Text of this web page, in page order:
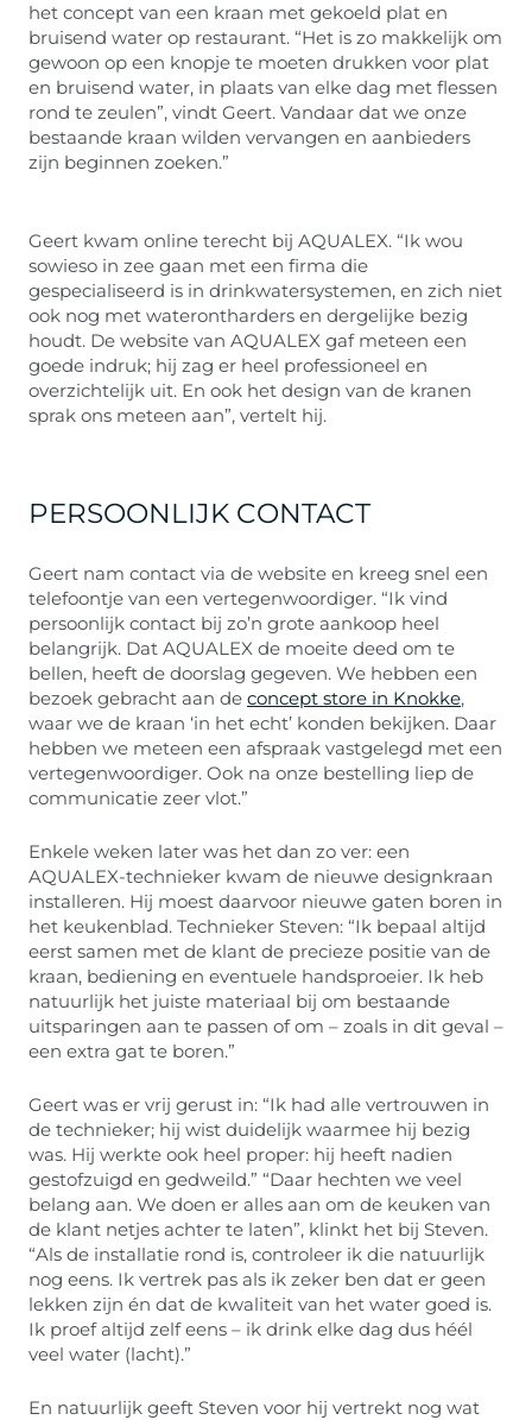
het concept van een kraan met gekoeld plat en
bruisend water op restaurant. “Het is zo makkelijk om
gewoon op een knopje te moeten drukken voor plat
en bruisend water, in plaats van elke dag met flessen
rond te zeulen”, vindt Geert. Vandaar dat we onze
bestaande kraan wilden vervangen en aanbieders
zijn beginnen zoeken.”
Geert kwam online terecht bij AQUALEX. “Ik wou
sowieso in zee gaan met een firma die
gespecialiseerd is in drinkwatersystemen, en zich niet
ook nog met waterontharders en dergelijke bezig
houdt. De website van AQUALEX gaf meteen een
goede indruk; hij zag er heel professioneel en
overzichtelijk uit. En ook het design van de kranen
sprak ons meteen aan”, vertelt hij.
PERSOONLIJK CONTACT
Geert nam contact via de website en kreeg snel een
telefoontje van een vertegenwoordiger. “Ik vind
persoonlijk contact bij zo’n grote aankoop heel
belangrijk. Dat AQUALEX de moeite deed om te
bellen, heeft de doorslag gegeven. We hebben een
bezoek gebracht aan de concept store in Knokke,
waar we de kraan ‘in het echt’ konden bekijken. Daar
hebben we meteen een afspraak vastgelegd met een
vertegenwoordiger. Ook na onze bestelling liep de
communicatie zeer vlot.”
Enkele weken later was het dan zo ver: een
AQUALEX-technieker kwam de nieuwe designkraan
installeren. Hij moest daarvoor nieuwe gaten boren in
het keukenblad. Technieker Steven: “Ik bepaal altijd
eerst samen met de klant de precieze positie van de
kraan, bediening en eventuele handsproeier. Ik heb
natuurlijk het juiste materiaal bij om bestaande
uitsparingen aan te passen of om – zoals in dit geval –
een extra gat te boren.”
Geert was er vrij gerust in: “Ik had alle vertrouwen in
de technieker; hij wist duidelijk waarmee hij bezig
was. Hij werkte ook heel proper: hij heeft nadien
gestofzuigd en gedweild.” “Daar hechten we veel
belang aan. We doen er alles aan om de keuken van
de klant netjes achter te laten”, klinkt het bij Steven.
“Als de installatie rond is, controleer ik die natuurlijk
nog eens. Ik vertrek pas als ik zeker ben dat er geen
lekken zijn én dat de kwaliteit van het water goed is.
Ik proef altijd zelf eens – ik drink elke dag dus héél
veel water (lacht).”
En natuurlijk geeft Steven voor hij vertrekt nog wat